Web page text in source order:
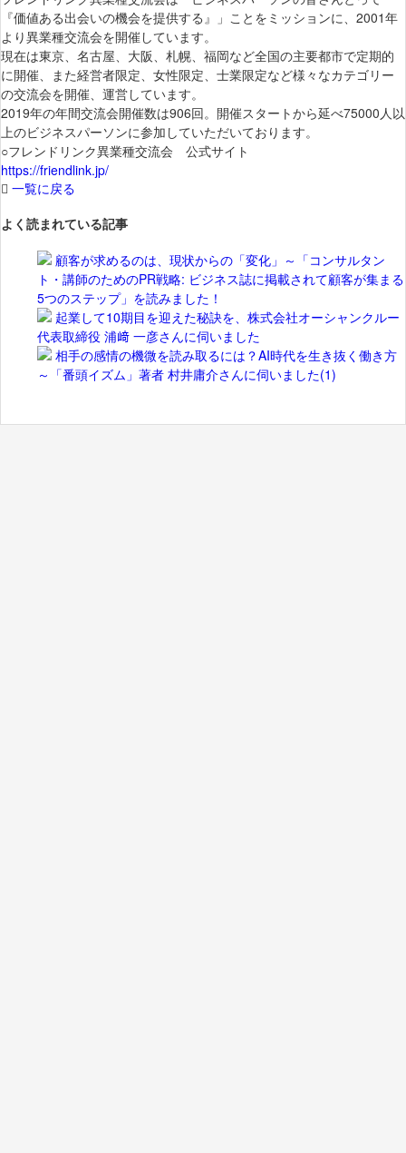
『価値ある出会いの機会を提供する』」ことをミッションに、2001年
より異業種交流会を開催しています。
現在は東京、名古屋、大阪、札幌、福岡など全国の主要都市で定期的
に開催、また経営者限定、女性限定、士業限定など様々なカテゴリー
の交流会を開催、運営しています。
2019年の年間交流会開催数は906回。開催スタートから延べ75000人以
上のビジネスパーソンに参加していただいております。
○フレンドリンク異業種交流会 公式サイト
https://friendlink.jp/
一覧に戻る
よく読まれている記事
顧客が求めるのは、現状からの「変化」～「コンサルタン
ト・講師のためのPR戦略: ビジネス誌に掲載されて顧客が集まる
5つのステップ」を読みました！
起業して10期目を迎えた秘訣を、株式会社オーシャンクルー
代表取締役 浦﨑 一彦さんに伺いました
相手の感情の機微を読み取るには？AI時代を生き抜く働き方
～「番頭イズム」著者 村井庸介さんに伺いました(1)